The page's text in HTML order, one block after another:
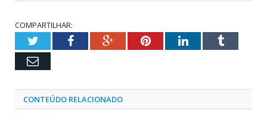
COMPARTILHAR:
TwitterFacebookGoogle+PinterestLinkedInTumblr
Email
CONTEÚDO RELACIONADO